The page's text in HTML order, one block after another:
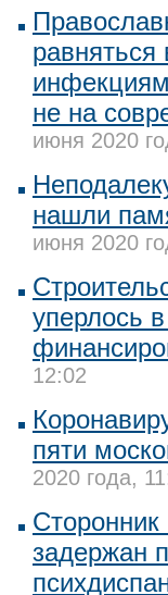
равняться
не на
июня 2020
нашли
июня 2020
уперлось
12:02
пяти
2020 года,
задержан